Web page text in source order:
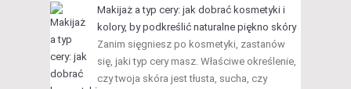
Makijaż a typ cery: jak dobrać kosmetyki i
kolory, by podkreślić naturalne piękno skóry
Zanim sięgniesz po kosmetyki, zastanów
się, jaki typ cery masz. Właściwe określenie,
czy twoja skóra jest tłusta, sucha, czy